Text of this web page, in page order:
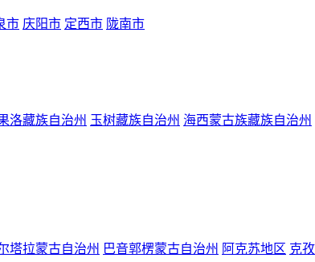
市 庆阳市 定西市 陇南市
洛藏族自治州 玉树藏族自治州 海西蒙古族藏族自治州
塔拉蒙古自治州 巴音郭楞蒙古自治州 阿克苏地区 克